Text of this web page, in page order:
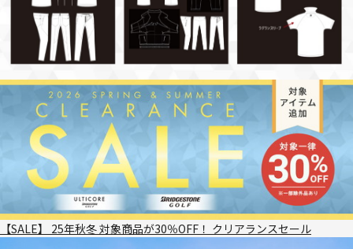
【SALE】 25年秋冬 対象商品が30％OFF！ クリアランスセール